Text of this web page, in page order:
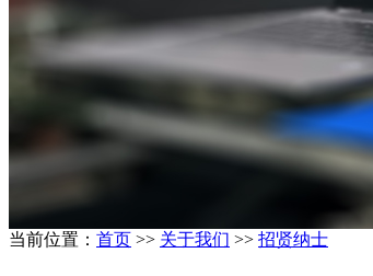
当前位置： 首页 >> 关于我们 >> 招贤纳士